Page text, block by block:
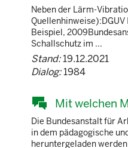
Neben der Lärm-
Beispiel,
Schallschutz im ...
Stand:19.12.2021
Dialog:1984
Mit welchen
Die Bundesanstalt für
in dem pädagogische
heruntergeladen